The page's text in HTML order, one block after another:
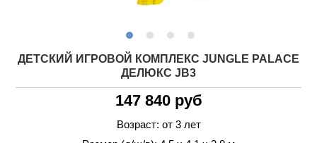
ДЕТСКИЙ ИГРОВОЙ КОМПЛЕКС JUNGLE PALACE
ДЕЛЮКС JВ3
147 840 руб
Возраст: от 3 лет